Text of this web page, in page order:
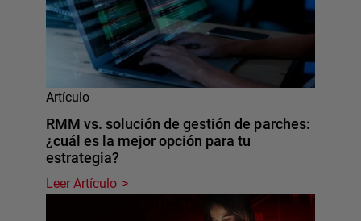
Artículo
RMM vs. solución de gestión de parches:
¿cuál es la mejor opción para tu
estrategia?
Leer Artículo